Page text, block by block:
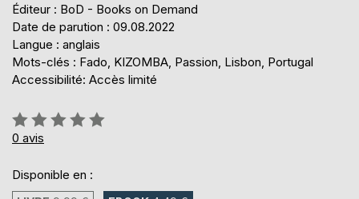
Éditeur : BoD - Books on Demand
Date de parution : 09.08.2022
Langue : anglais
Mots-clés : Fado, KIZOMBA, Passion, Lisbon, Portugal
Accessibilité: Accès limité
Évaluation:
0%
0 avis
Disponible en :